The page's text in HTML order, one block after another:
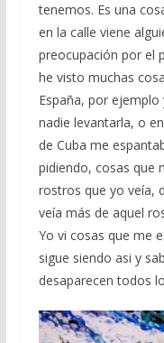
tenemos. Es una
en la calle viene
preocupación por el
he visto muchas
España, por
nadie levantarla, o
de Cuba me
pidiendo, cosas que
rostros que yo veía,
veía más de aquel
Yo vi cosas que me
sigue siendo asi y
desaparecen todos